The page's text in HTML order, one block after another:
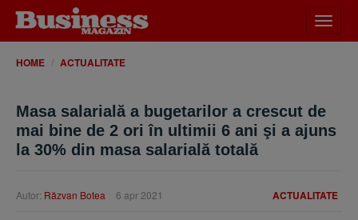
meniu
HOME ACTUALITATE
Masa salarială a bugetarilor a crescut de
mai bine de 2 ori în ultimii 6 ani şi a ajuns
la 30% din masa salarială totală
ACTUALITATE
Autor: Răzvan Botea 6 apr 2021